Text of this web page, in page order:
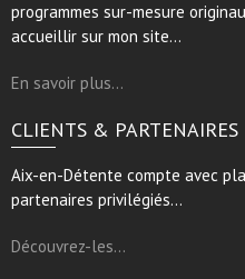
programmes sur-mesure
accueillir sur mon site…
En savoir plus…
CLIENTS & PARTENAIRES
Aix-en-Détente compte avec
partenaires privilégiés…
Découvrez-les…